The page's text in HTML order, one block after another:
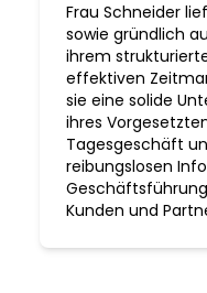
Frau Schneider
sowie gründlich
ihrem
effektiven
sie eine solide
ihres
Tagesgeschäft
reibungslosen
Kunden und